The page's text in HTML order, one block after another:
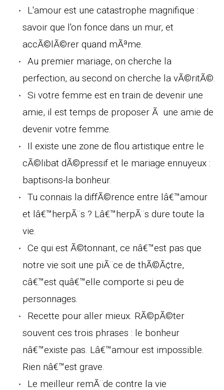
L'amour est une catastrophe magnifique :
savoir que l'on fonce dans un mur, et
accÃ©lÃ©rer quand mÃªme.
Au premier mariage, on cherche la
perfection, au second on cherche la vÃ©ritÃ©.
Si votre femme est en train de devenir une
amie, il est temps de proposer Ã une amie de
devenir votre femme.
Il existe une zone de flou artistique entre le
cÃ©libat dÃ©pressif et le mariage ennuyeux :
baptisons-la bonheur.
Tu connais la diffÃ©rence entre lâ€™amour
et lâ€™herpÃ¨s ? Lâ€™herpÃ¨s dure toute la
vie.
Ce qui est Ã©tonnant, ce nâ€™est pas que
notre vie soit une piÃ¨ce de thÃ©Ã¢tre,
câ€™est quâ€™elle comporte si peu de
personnages.
Recette pour aller mieux. RÃ©pÃ©ter
souvent ces trois phrases : le bonheur
nâ€™existe pas. Lâ€™amour est impossible.
Rien nâ€™est grave.
Le meilleur remÃ¨de contre la vie